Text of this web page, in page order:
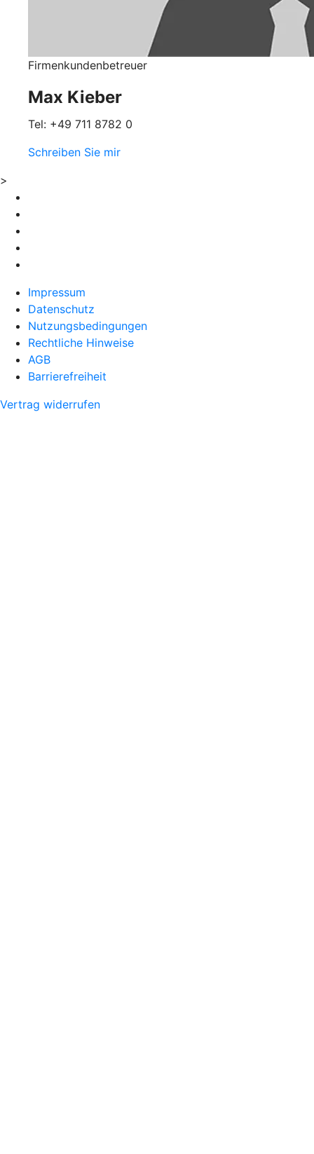
Firmenkundenbetreuer
Max Kieber
Tel: +49 711 8782 0
Schreiben Sie mir
>
Impressum
Datenschutz
Nutzungsbedingungen
Rechtliche Hinweise
AGB
Barrierefreiheit
Vertrag widerrufen